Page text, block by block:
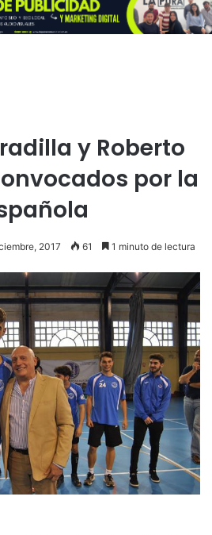
y Roberto
por la
2017 61 1 minuto de lectura